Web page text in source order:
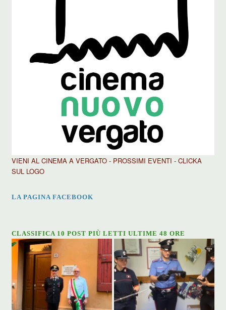
VIENI AL CINEMA A VERGATO - PROSSIMI EVENTI - CLICKA
SUL LOGO
LA PAGINA FACEBOOK
CLASSIFICA 10 POST PIÙ LETTI ULTIME 48 ORE